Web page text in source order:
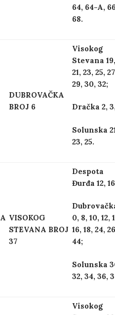
64, 64-A,
68.
DUBROVAČKA
BROJ 6
Visokog
Stevana 19,
21, 23, 25,
29, 30, 32;
Dračka 2,
Solunska
23, 25.
VISOKOG
STEVANA BROJ
37
Despota
Đurđa 12,
0, 8, 10, 12,
16, 18, 24,
44;
Solunska
32, 34, 36,
Visokog